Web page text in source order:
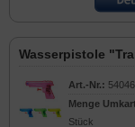
Wasserpistole
Art.-Nr.:
Menge
Stück